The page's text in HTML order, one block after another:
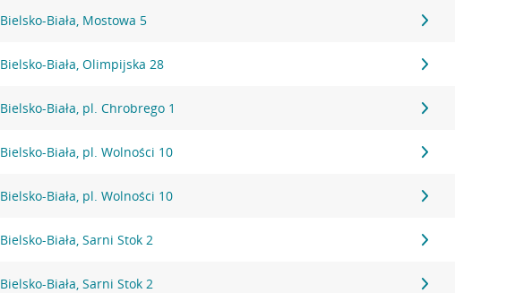
Bielsko-Biała, Mostowa 5
Bielsko-Biała, Olimpijska 28
Bielsko-Biała, pl. Chrobrego 1
Bielsko-Biała, pl. Wolności 10
Bielsko-Biała, pl. Wolności 10
Bielsko-Biała, Sarni Stok 2
Bielsko-Biała, Sarni Stok 2